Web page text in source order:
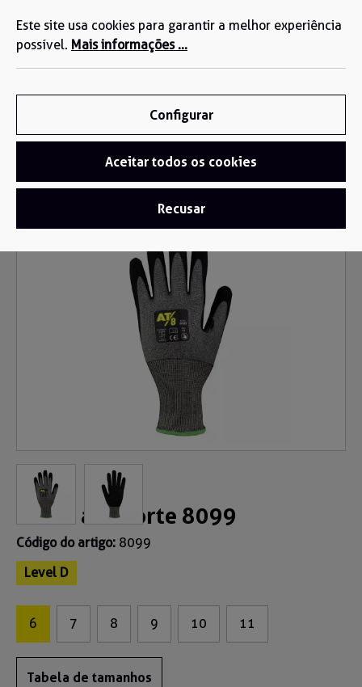
principal
Luvas / Luvas anti-corte
Luvas anticorte 8099
Código do artigo: 8099
Level D
6 7 8 9 10 11
Tabela de tamanhos
Este site usa cookies para garantir a melhor experiência
possível. Mais informações ...
Configurar
Aceitar todos os cookies
Recusar